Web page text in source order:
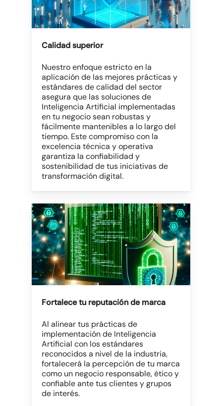
Calidad superior
Nuestro enfoque estricto en la
aplicación de las mejores prácticas y
estándares de calidad del sector
asegura que las soluciones de
Inteligencia Artificial implementadas
en tu negocio sean robustas y
fácilmente mantenibles a lo largo del
tiempo. Este compromiso con la
excelencia técnica y operativa
garantiza la confiabilidad y
sostenibilidad de tus iniciativas de
transformación digital.
Fortalece tu reputación de marca
Al alinear tus prácticas de
implementación de Inteligencia
Artificial con los estándares
reconocidos a nivel de la industria,
fortalecerá la percepción de tu marca
como un negocio responsable, ético y
confiable ante tus clientes y grupos
de interés.